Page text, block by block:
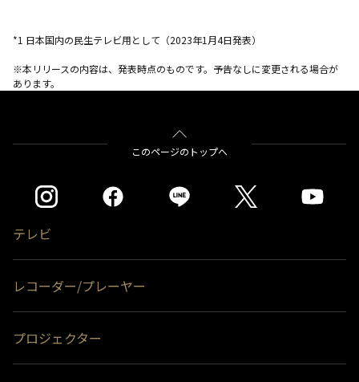
*1 日本国内の民生テレビ用として（2023年1月4日発表）
※本リリースの内容は、発表時点のものです。予告なしに変更される場合が
あります。
このページのトップへ
テレビ
レコーダー/プレーヤー
プロジェクター